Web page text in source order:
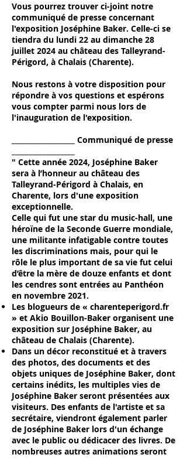
Vous pourrez trouver ci-joint notre
communiqué de presse concernant
l'exposition Joséphine Baker. Celle-ci se
tiendra du lundi 22 au dimanche 28
juillet 2024 au château des Talleyrand-
Périgord, à Chalais (Charente).
Nous restons à votre disposition pour
répondre à vos questions et espérons
vous compter parmi nous lors de
l'inauguration de l'exposition.
__________________ Communiqué de presse
" Cette année 2024, Joséphine Baker
sera à l’honneur au château des
Talleyrand-Périgord à Chalais, en
Charente, lors d'une exposition
exceptionnelle.
Celle qui fut une star du music-hall, une
héroïne de la Seconde Guerre mondiale,
une militante infatigable contre toutes
les discriminations mais, pour qui le
rôle le plus important de sa vie fut celui
d’être la mère de douze enfants et dont
les cendres sont entrées au Panthéon
en novembre 2021.
Les blogueurs de « charenteperigord.fr
» et Akio Bouillon-Baker organisent une
exposition sur Joséphine Baker, au
château de Chalais (Charente).
Dans un décor reconstitué et à travers
des photos, des documents et des
objets uniques de Joséphine Baker, dont
certains inédits, les multiples vies de
Joséphine Baker seront présentées aux
visiteurs. Des enfants de l'artiste et sa
secrétaire, viendront également parler
de Joséphine Baker lors d'un échange
avec le public ou dédicacer des livres. De
nombreuses autres animations seront